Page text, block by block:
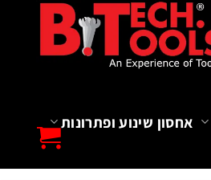
אחסון שינוע ופתרונות